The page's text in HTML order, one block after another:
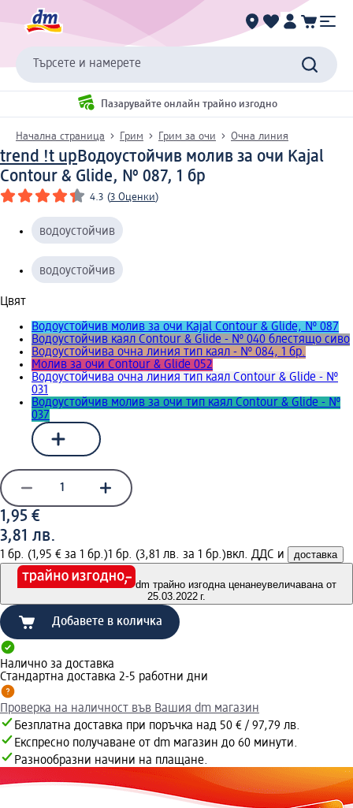
Търсете и намерете
Пазарувайте онлайн трайно изгодно
Начална страница Грим Грим за очи Очна линия
trend !t upВодоустойчив молив за очи Kajal
Contour & Glide, № 087, 1 бр
4.3 (3 Оценки)
водоустойчив
водоустойчив
Цвят
Водоустойчив молив за очи Kajal Contour & Glide, № 087
Водоустойчив каял Contour & Glide - № 040 блестящо сиво
Водоустойчива очна линия тип каял - № 084, 1 бр.
Молив за очи Contour & Glidе 052
Водоустойчива очна линия тип каял Contour & Glide - №
031
Водоустойчив молив за очи тип каял Contour & Glide - №
037
1,95 €
3,81 лв.
1 бр. (1,95 € за 1 бр.)1 бр. (3,81 лв. за 1 бр.)вкл. ДДС и доставка
dm трайно изгодна ценанеувеличавана от
25.03.2022 г.
Добавете в количка
Налично за доставка
Стандартна доставка 2-5 работни дни
Проверка на наличност във Вашия dm магазин
Безплатна доставка при поръчка над 50 € / 97,79 лв.
Експресно получаване от dm магазин до 60 минути.
Разнообразни начини на плащане.